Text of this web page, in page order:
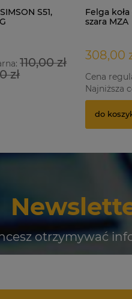
S51,
110,00 zł
zł
Felga koła
szara MZA
308,00
Cena
Najniższa
do
otrzymywać